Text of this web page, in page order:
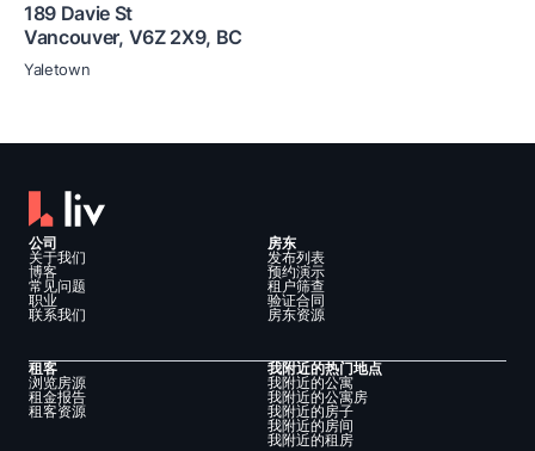
189 Davie St
Vancouver, V6Z 2X9, BC
Yaletown
公司
关于我们
博客
常见问题
职业
联系我们
房东
发布列表
预约演示
租户筛查
验证合同
房东资源
租客
浏览房源
租金报告
租客资源
我附近的热门地点
我附近的公寓
我附近的公寓房
我附近的房子
我附近的房间
我附近的租房